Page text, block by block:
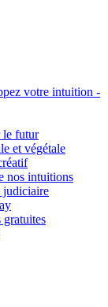
votre intuition -
le futur
et végétale
nos intuitions
judiciaire